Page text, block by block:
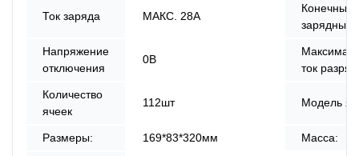
Ток заряда МАКС. 28А
Конечный
зарядный
Напряжение
отключения
0В
ток
Количество
ячеек
112шт Модель
Размеры: 169*83*320мм Масса: